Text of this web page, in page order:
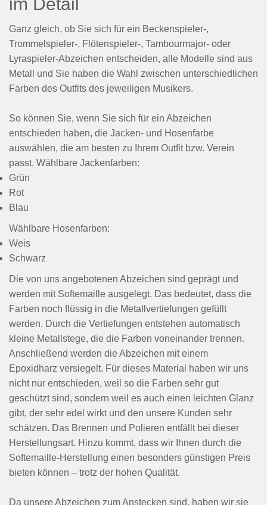
Ganz gleich, ob Sie sich für ein Beckenspieler-,
Trommelspieler-, Flötenspieler-, Tambourmajor- oder
Lyraspieler-Abzeichen entscheiden, alle Modelle sind aus
Metall und Sie haben die Wahl zwischen unterschiedlichen
Farben des Outfits des jeweiligen Musikers.
So können Sie, wenn Sie sich für ein Abzeichen
entschieden haben, die Jacken- und Hosenfarbe
auswählen, die am besten zu Ihrem Outfit bzw. Verein
passt. Wählbare Jackenfarben:
Grün
Rot
Blau
Wählbare Hosenfarben:
Weis
Schwarz
Die von uns angebotenen Abzeichen sind geprägt und
werden mit Softemaille ausgelegt. Das bedeutet, dass die
Farben noch flüssig in die Metallvertiefungen gefüllt
werden. Durch die Vertiefungen entstehen automatisch
kleine Metallstege, die die Farben voneinander trennen.
Anschließend werden die Abzeichen mit einem
Epoxidharz versiegelt. Für dieses Material haben wir uns
nicht nur entschieden, weil so die Farben sehr gut
geschützt sind, sondern weil es auch einen leichten Glanz
gibt, der sehr edel wirkt und den unsere Kunden sehr
schätzen. Das Brennen und Polieren entfällt bei dieser
Herstellungsart. Hinzu kommt, dass wir Ihnen durch die
Softemaille-Herstellung einen besonders günstigen Preis
bieten können – trotz der hohen Qualität.
Da unsere Abzeichen zum Anstecken sind, haben wir sie